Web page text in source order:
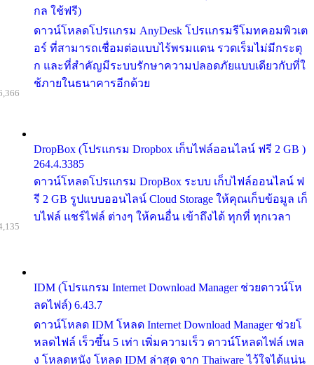
กล ใช้ฟรี)
ดาวน์โหลดโปรแกรม AnyDesk โปรแกรมรีโมทคอมพิวเต
อร์ ที่สามารถเชื่อมต่อแบบไร้พรมแดน รวดเร็มไม่มีกระตุ
ก และที่สำคัญมีระบบรักษาความปลอดภัยแบบเดียวกับที่ใ
ช้ภายในธนาคารอีกด้วย
DropBox (โปรแกรม Dropbox เก็บไฟล์ออนไลน์ ฟรี 2 GB )
264.4.3385
ดาวน์โหลดโปรแกรม DropBox ระบบ เก็บไฟล์ออนไลน์ ฟ
รี 2 GB รูปแบบออนไลน์ Cloud Storage ให้คุณเก็บข้อมูล เก็
บไฟล์ แชร์ไฟล์ ต่างๆ ให้คนอื่น เข้าถึงได้ ทุกที่ ทุกเวลา
IDM (โปรแกรม Internet Download Manager ช่วยดาวน์โห
ลดไฟล์) 6.43.7
ดาวน์โหลด IDM โหลด Internet Download Manager ช่วยโ
หลดไฟล์ เร็วขึ้น 5 เท่า เพิ่มความเร็ว ดาวน์โหลดไฟล์ เพล
ง โหลดหนัง โหลด IDM ล่าสุด จาก Thaiware ไว้ใจได้แน่น